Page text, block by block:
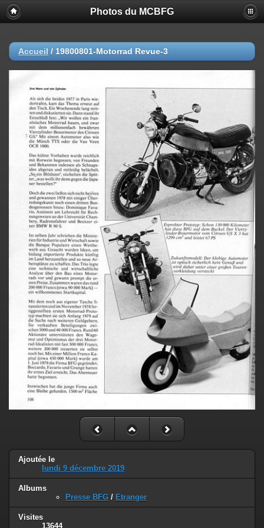
Photos du MCBFG
Accueil / 19800801-Motorrad Revue-3
Ajoutée le
lundi 9 décembre 2019
Albums
Presse BFG / Etranger
Visites
13644